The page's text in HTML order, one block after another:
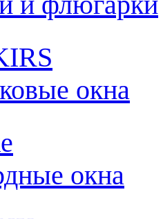
окна
окна